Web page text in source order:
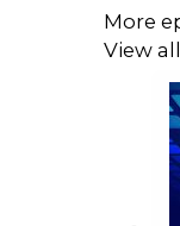
Meta,
More
View